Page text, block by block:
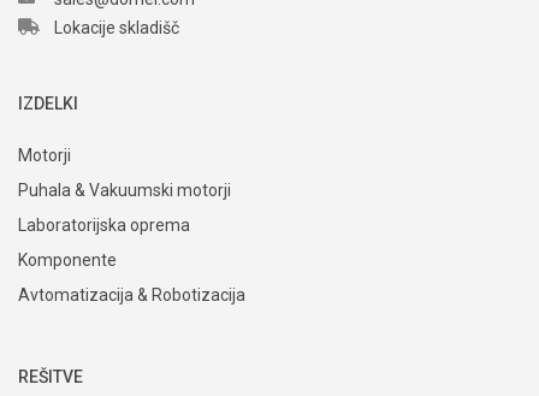
Domel, d.o.o.
Otoki 21, 4228 Železniki
sales@domel.com
IZDELKI
Motorji
Puhala & Vakuumski motorji
Komponente